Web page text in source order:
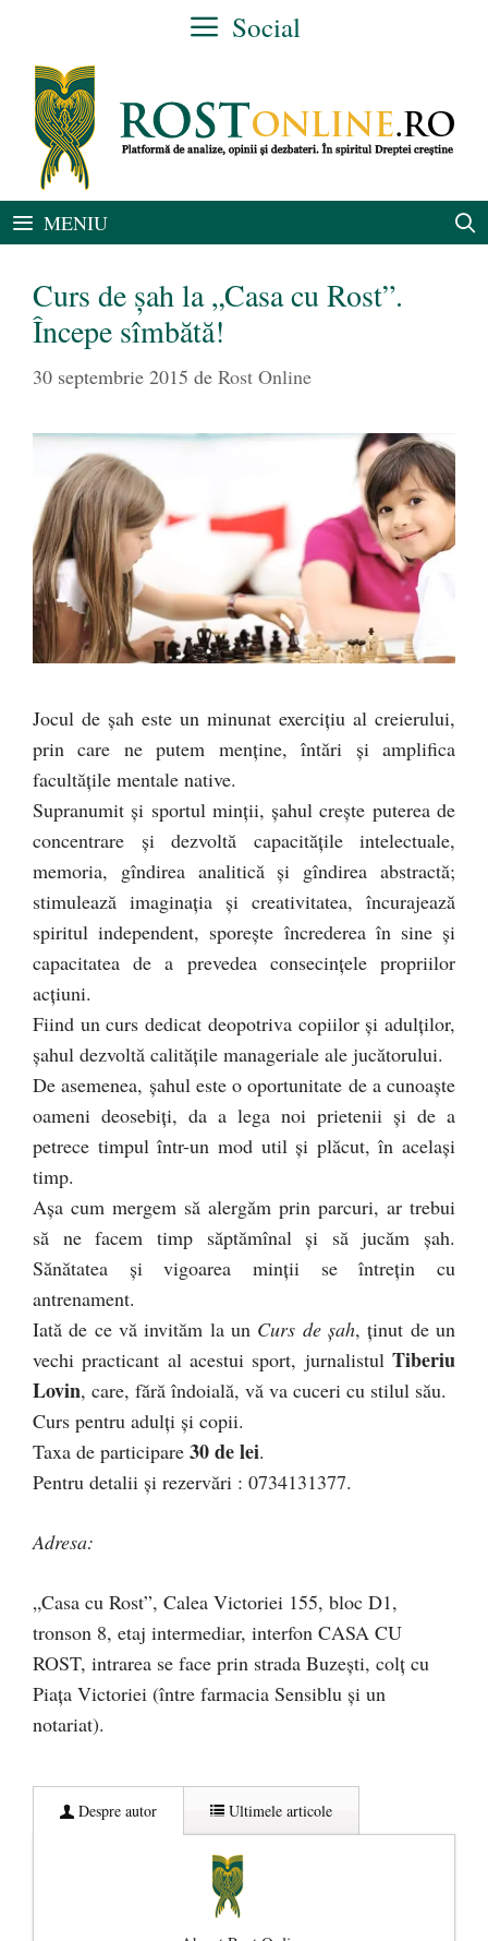
conținut
Social
MENIU
Curs de şah la „Casa cu Rost”.
Începe sîmbătă!
30 septembrie 2015 de Rost Online
Jocul de şah este un minunat exerciţiu al creierului,
prin care ne putem menţine, întări şi amplifica
facultăţile mentale native.
Supranumit şi sportul minţii, şahul creşte puterea de
concentrare şi dezvoltă capacităţile intelectuale,
memoria, gîndirea analitică şi gîndirea abstractă;
stimulează imaginaţia şi creativitatea, încurajează
spiritul independent, sporeşte încrederea în sine şi
capacitatea de a prevedea consecinţele propriilor
acţiuni.
Fiind un curs dedicat deopotriva copiilor și adulților,
șahul dezvoltă calitățile manageriale ale jucătorului.
De asemenea, şahul este o oportunitate de a cunoaşte
oameni deosebiţi, da a lega noi prietenii şi de a
petrece timpul într-un mod util şi plăcut, în acelaşi
timp.
Aşa cum mergem să alergăm prin parcuri, ar trebui
să ne facem timp săptămînal şi să jucăm şah.
Sănătatea şi vigoarea minţii se întreţin cu
antrenament.
Iată de ce vă invităm la un Curs de şah, ţinut de un
vechi practicant al acestui sport, jurnalistul Tiberiu
Lovin, care, fără îndoială, vă va cuceri cu stilul său.
Curs pentru adulţi şi copii.
Taxa de participare 30 de lei.
Pentru detalii şi rezervări : 0734131377.
Adresa:
„Casa cu Rost”, Calea Victoriei 155, bloc D1,
tronson 8, etaj intermediar, interfon CASA CU
ROST, intrarea se face prin strada Buzeşti, colţ cu
Piaţa Victoriei (între farmacia Sensiblu şi un
notariat).
Despre autor Ultimele articole